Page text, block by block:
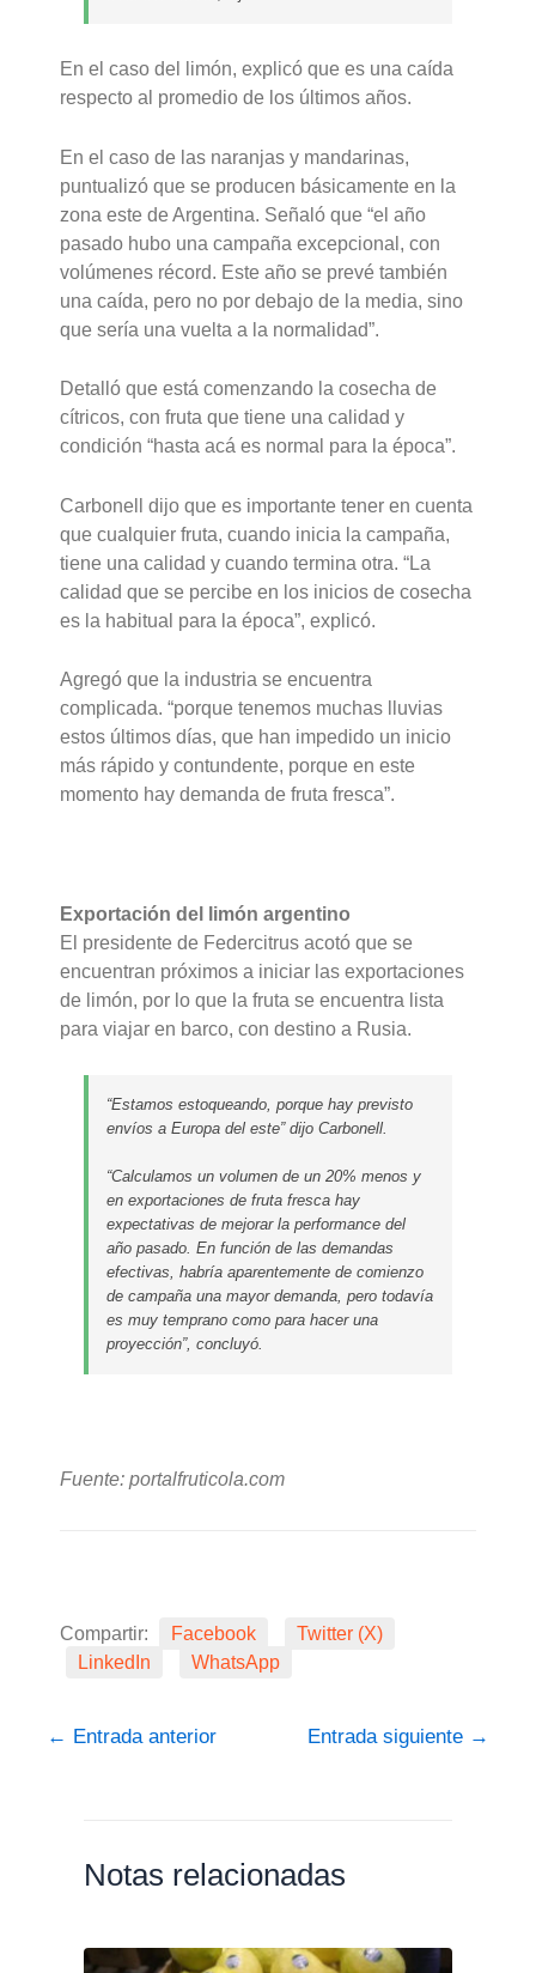
En el caso del limón, explicó que es una caída
respecto al promedio de los últimos años.
En el caso de las naranjas y mandarinas,
puntualizó que se producen básicamente en la
zona este de Argentina. Señaló que “el año
pasado hubo una campaña excepcional, con
volúmenes récord. Este año se prevé también
una caída, pero no por debajo de la media, sino
que sería una vuelta a la normalidad”.
Detalló que está comenzando la cosecha de
cítricos, con fruta que tiene una calidad y
condición “hasta acá es normal para la época”.
Carbonell dijo que es importante tener en cuenta
que cualquier fruta, cuando inicia la campaña,
tiene una calidad y cuando termina otra. “La
calidad que se percibe en los inicios de cosecha
es la habitual para la época”, explicó.
Agregó que la industria se encuentra
complicada. “porque tenemos muchas lluvias
estos últimos días, que han impedido un inicio
más rápido y contundente, porque en este
momento hay demanda de fruta fresca”.
Exportación del limón argentino
El presidente de Federcitrus acotó que se
encuentran próximos a iniciar las exportaciones
de limón, por lo que la fruta se encuentra lista
para viajar en barco, con destino a Rusia.
“Estamos estoqueando, porque hay previsto
envíos a Europa del este” dijo Carbonell.
“Calculamos un volumen de un 20% menos y
en exportaciones de fruta fresca hay
expectativas de mejorar la performancedel
año pasado. En función de las demandas
efectivas, habría aparentemente de comienzo
de campaña una mayor demanda, pero todavía
es muy temprano como para hacer una
proyección”, concluyó.
Fuente: portalfruticola.com
Compartir: Facebook
Twitter (X)
LinkedIn
WhatsApp
← Entrada anterior Entrada siguiente →
Notas relacionadas